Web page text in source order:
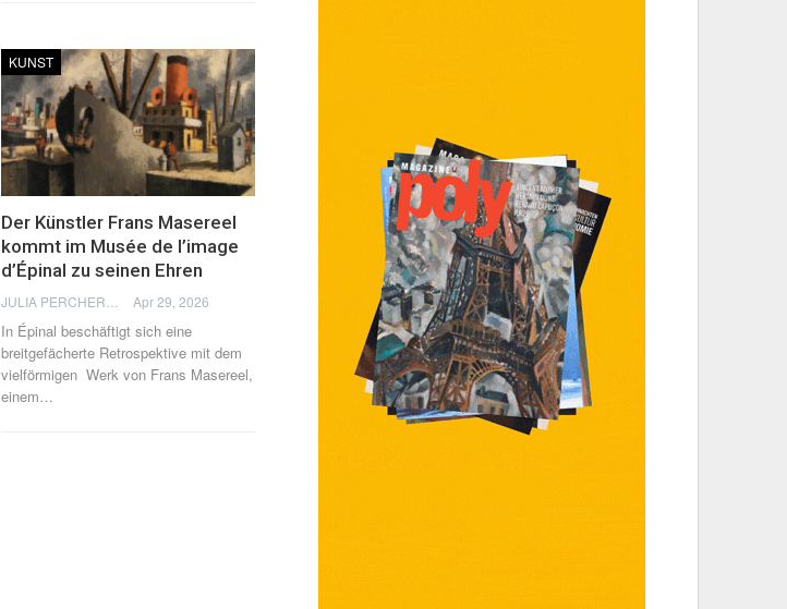
KUNST
Der Künstler Frans Masereel
kommt im Musée de l’image
d’Épinal zu seinen Ehren
Apr 29, 2026
In Épinal beschäftigt sich eine
breitgefächerte Retrospektive mit dem
vielförmigen Werk von Frans Masereel,
einem…